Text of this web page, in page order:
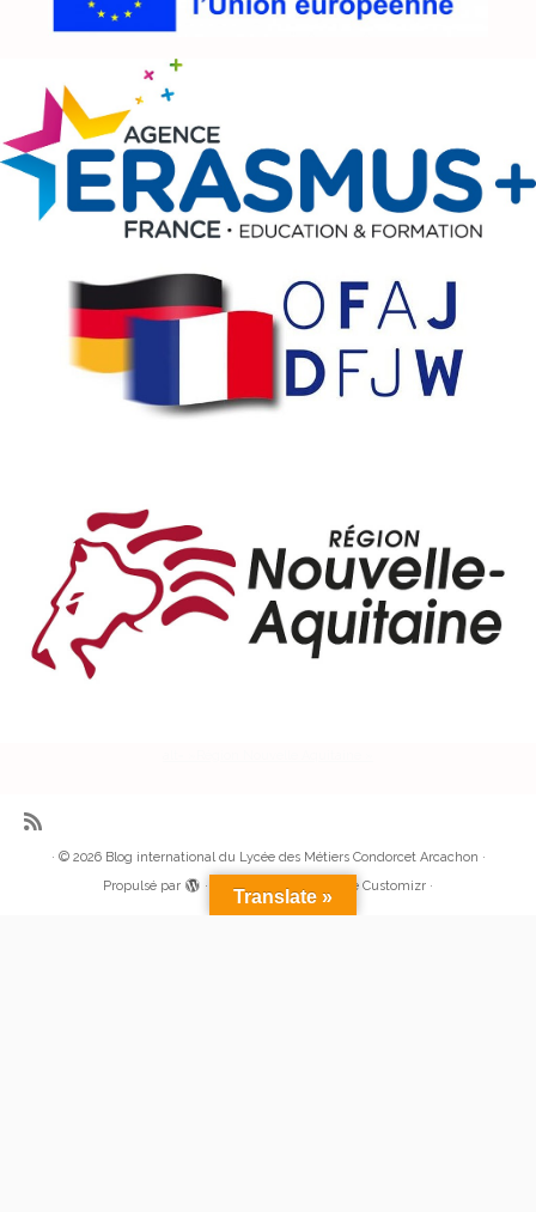
· © 2026 Blog international du Lycée des Métiers Condorcet Arcachon ·
Propulsé par
· Réalisé avec the Thème Customizr ·
Translate »